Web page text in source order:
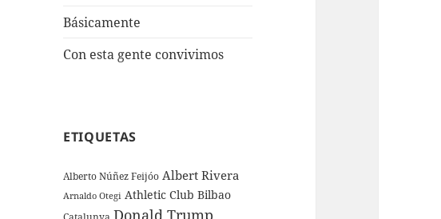
Básicamente
Con esta gente convivimos
ETIQUETAS
Alberto Núñez Feijóo Albert Rivera
Arnaldo Otegi Athletic Club Bilbao
Donald Trump